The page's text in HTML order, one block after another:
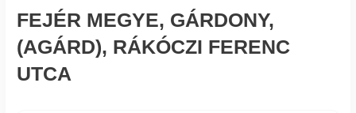
FEJÉR MEGYE, GÁRDONY,
(AGÁRD), RÁKÓCZI FERENC
UTCA